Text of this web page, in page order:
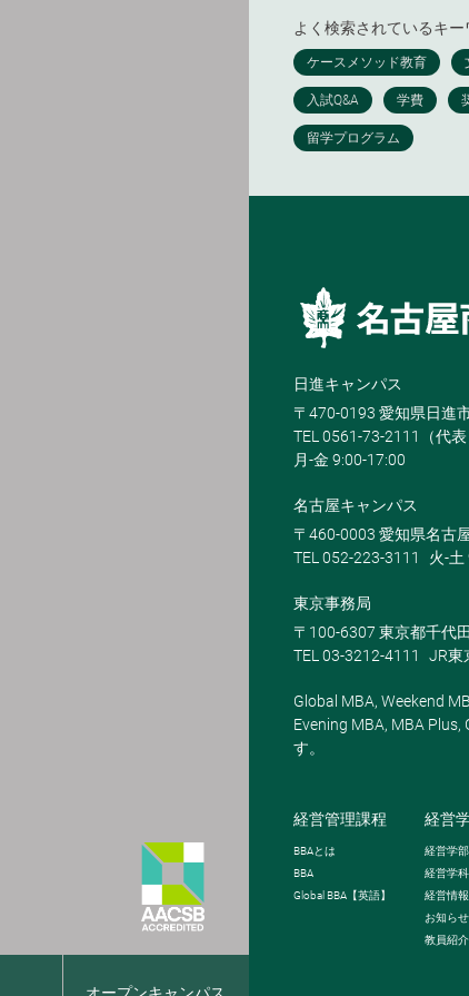
よく検索されているキー
日進キャンパス
〒470-0193 愛知県日進
TEL 0561-73-2111（代
月-金 9:00-17:00
名古屋キャンパス
〒460-0003 愛知県名古
TEL 052-223-3111
火-土
東京事務局
〒100-6307 東京都千代
TEL 03-3212-4111
JR東
Global MBA, Weekend
Evening MBA, MBA
す。
経営管理課程
BBAとは
BBA
Global BBA 【英語】
経営
経営学
経営学科
経営情
お知らせ
教員紹介